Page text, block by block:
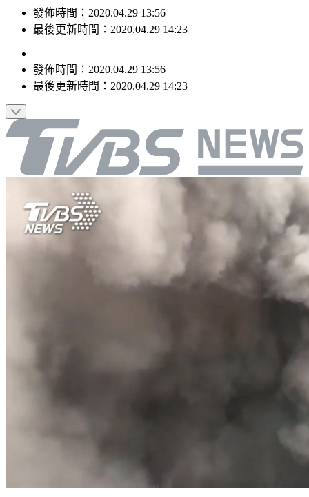
發佈時間：2020.04.29 13:56
最後更新時間：2020.04.29 14:23
發佈時間： 2020.04.29 13:56
最後更新時間： 2020.04.29 14:23